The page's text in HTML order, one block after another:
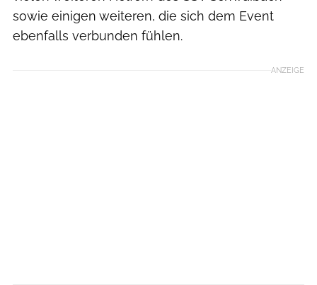
sowie einigen weiteren, die sich dem Event
ebenfalls verbunden fühlen.
ANZEIGE